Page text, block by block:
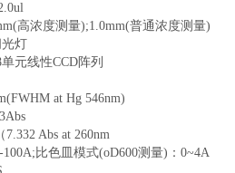
高浓度测量);1.0mm(普通浓度测量)
灯
单元线性CCD阵列
at Hg 546nm)
7.332 Abs at 260nm
100A;比色皿模式(oD600测量)：0~4A